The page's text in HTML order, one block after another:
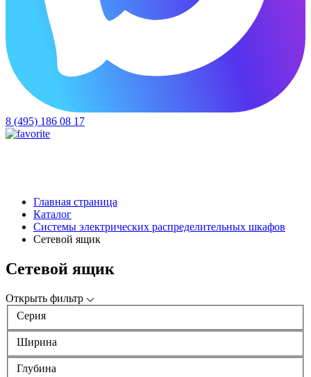
8 (495) 186 08 17
Главная страница
Каталог
Системы электрических распределительных шкафов
Сетевой ящик
Сетевой ящик
Открыть фильтр
Серия
Ширина
Глубина